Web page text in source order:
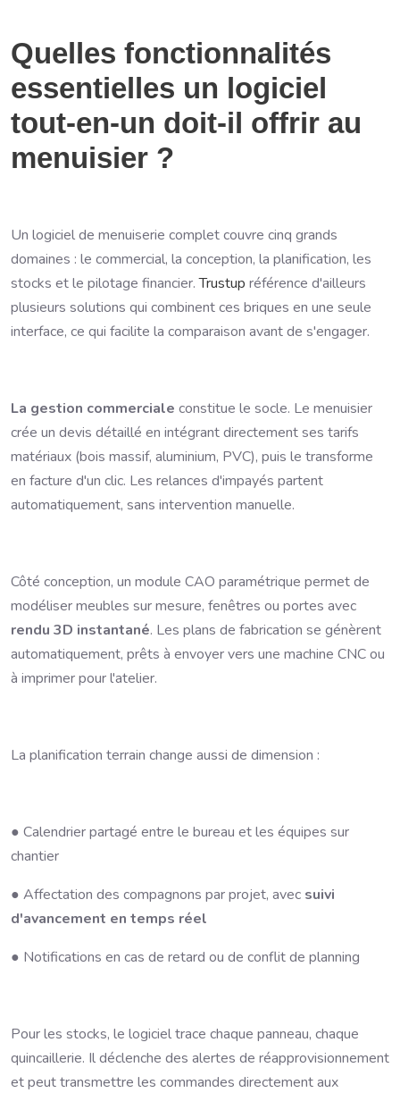
Quelles fonctionnalités
essentielles un logiciel
tout-en-un doit-il offrir au
menuisier ?
Un logiciel de menuiserie complet couvre cinq grands
domaines : le commercial, la conception, la planification, les
stocks et le pilotage financier.Trustup référence d'ailleurs
plusieurs solutions qui combinent ces briques en une seule
interface, ce qui facilite la comparaison avant de s'engager.
La gestion commerciale constitue le socle. Le menuisier
crée un devis détaillé en intégrant directement ses tarifs
matériaux (bois massif, aluminium, PVC), puis le transforme
en facture d'un clic. Les relances d'impayés partent
automatiquement, sans intervention manuelle.
Côté conception, un module CAO paramétrique permet de
modéliser meubles sur mesure, fenêtres ou portes avec
rendu 3D instantané. Les plans de fabrication se génèrent
automatiquement, prêts à envoyer vers une machine CNC ou
à imprimer pour l'atelier.
La planification terrain change aussi de dimension :
● Calendrier partagé entre le bureau et les équipes sur
chantier
● Affectation des compagnons par projet, avec suivi
d'avancement en temps réel
● Notifications en cas de retard ou de conflit de planning
Pour les stocks, le logiciel trace chaque panneau, chaque
quincaillerie. Il déclenche des alertes de réapprovisionnement
et peut transmettre les commandes directement aux